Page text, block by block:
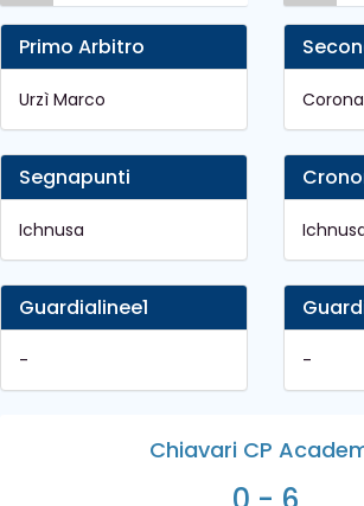
Primo Arbitro
Urzì Marco
Segnapunti
Ichnusa
Guardialinee1
- -
Chiavari CP